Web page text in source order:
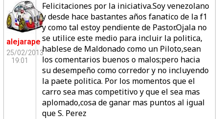
alejarape
25/02/2013
19:01
Felicitaciones por la iniciativa.Soy venezolano
y desde hace bastantes años fanatico de la f1
y como tal estoy pendiente de Pastor.Ojala no
se utilice este medio para incluir la politica,
hablese de Maldonado como un Piloto,sean
los comentarios buenos o malos;pero hacia
su desempeño como corredor y no incluyendo
la paete politica. Por los momentos que el
carro sea mas competitivo y que el sea mas
aplomado,cosa de ganar mas puntos al igual
que S. Perez